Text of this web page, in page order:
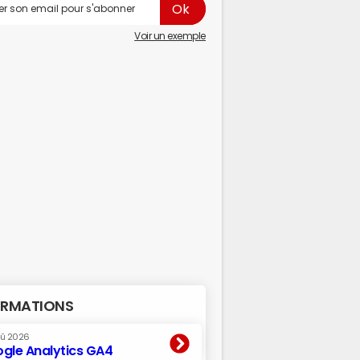
Voir un exemple
2026
Analytics GA4